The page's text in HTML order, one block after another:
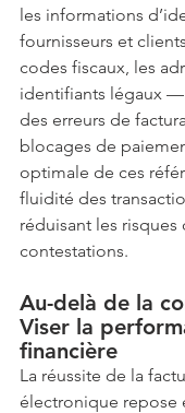
les informations
fournisseurs et
codes fiscaux, les
identifiants légaux
des erreurs de
blocages de
optimale de ces
fluidité des
réduisant les risques
contestations.
Au-delà de la
Viser la
financière
La réussite de la
électronique repose